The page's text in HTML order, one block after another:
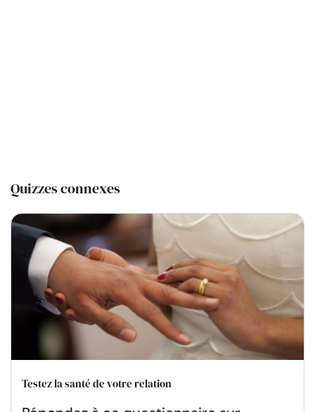
Quizzes connexes
Testez la santé de votre relation